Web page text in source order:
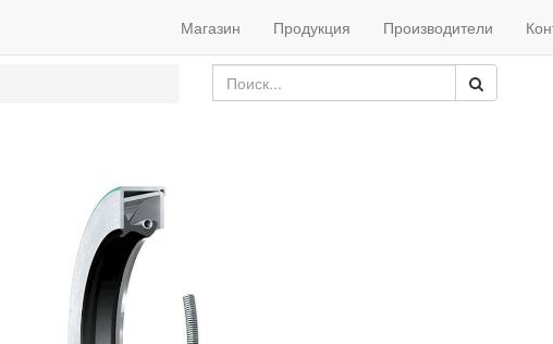
Магазин Продукция Производители